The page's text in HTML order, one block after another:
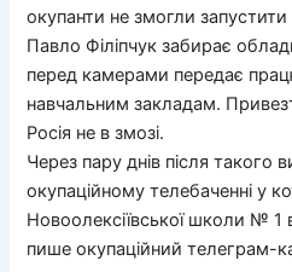
окупанти не змогли
Павло Філіпчук забирає
перед камерами передає
навчальним закладам.
Росія не в змозі.
Через пару днів після такого
окупаційному телебаченні у
Новоолексіївської школи № 1
пише окупаційний телеграм-